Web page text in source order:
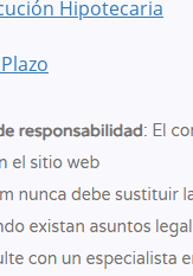
Hipotecaria